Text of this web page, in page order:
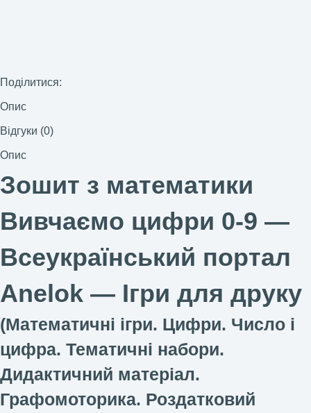
Поділитися:
Опис
Відгуки (0)
Опис
Зошит з математики
Вивчаємо цифри 0-9 —
Всеукраїнський портал
Anelok — Ігри для друку
(Математичні ігри. Цифри. Число і
цифра. Тематичні набори.
Дидактичний матеріал.
Графомоторика. Роздатковий